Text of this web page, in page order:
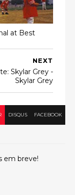
at Best
NEXT
Skylar Grey -
Skylar Grey
DISQUS FACEBOOK
em breve!